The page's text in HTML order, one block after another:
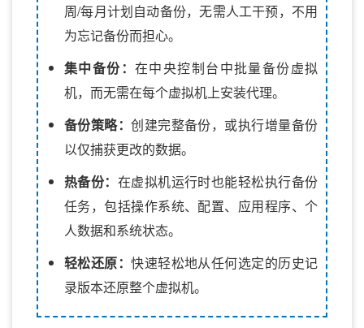
周/每月计划自动备份，无需人工干预，不用
为忘记备份而担心。
集中备份：在中央控制台中批量备份虚拟
机，而无需在每个虚拟机上安装代理。
备份策略：创建完整备份，或执行增量备份
以仅捕获更改的数据。
热备份： 在虚拟机运行时也能轻松执行备份
任务，包括操作系统、配置、应用程序、个
人数据和系统状态。
轻松还原：快速轻松地从任何选定的历史记
录版本还原整个虚拟机。